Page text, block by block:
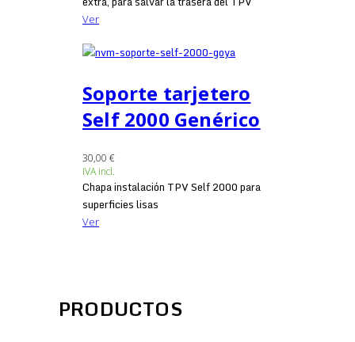
Ver
Soporte tarjetero
Self 2000 Genérico
30,00 €
IVA incl.
Chapa instalación TPV Self 2000 para
superficies lisas
Ver
PRODUCTOS